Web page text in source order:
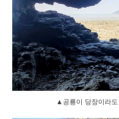
▲공룡이 당장이라